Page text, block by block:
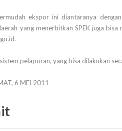
ekspor ini diantaranya
yang menerbitkan SPEK juga
pelaporan, yang bisa dilakukan
6 MEI 2011